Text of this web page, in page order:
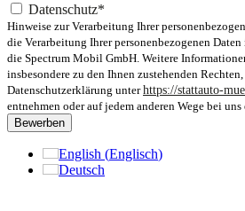
Datenschutz*
Hinweise zur Verarbeitung Ihrer
die Verarbeitung Ihrer personenbezogenen
die Spectrum Mobil GmbH. Weitere
insbesondere zu den Ihnen zustehenden
Datenschutzerklärung unterhttps://stattauto-
entnehmen oder auf jedem anderen Wege bei uns
Bewerben
English (Englisch)
Deutsch